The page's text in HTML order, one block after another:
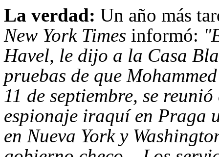
La verdad: Un año más
New York Times informó:
Havel, le dijo a la Casa
pruebas de que
11 de septiembre, se
espionaje iraquí en Praga
en Nueva York y